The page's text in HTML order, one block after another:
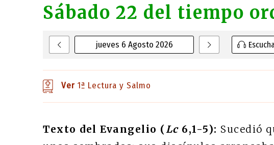
jueves 6 Agosto 2026
Sábado 22 del tiempo
Ver 1ª Lectura y Salmo
Texto del Evangelio (Lc6,1-5): Sucedió